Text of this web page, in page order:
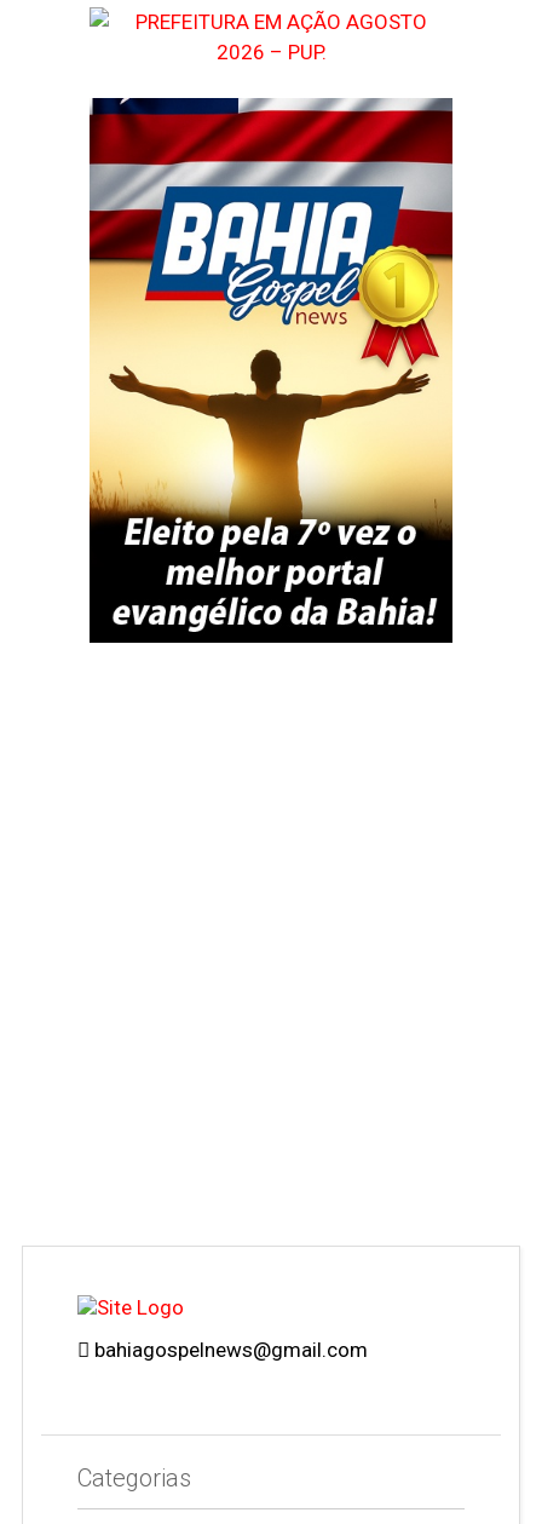
bahiagospelnews@gmail.com
Categorias